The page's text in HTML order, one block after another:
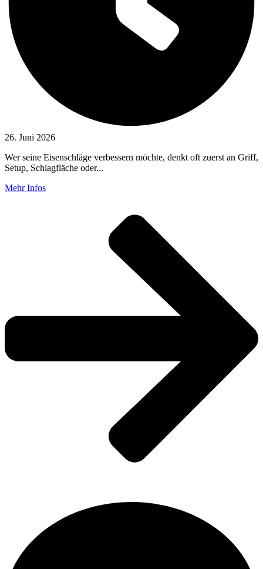
26. Juni 2026
Wer seine Eisenschläge verbessern möchte, denkt oft zuerst an Griff,
Setup, Schlagfläche oder...
Mehr Infos